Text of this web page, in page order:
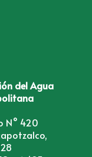
del Agua
N° 420